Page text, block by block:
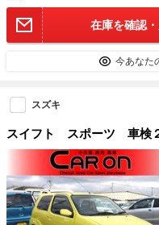
在庫を確認
今あなた
スズキ
スイフト スポーツ 車検